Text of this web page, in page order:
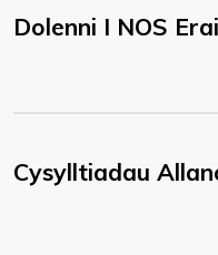
Dolenni I NOS
Cysylltiadau